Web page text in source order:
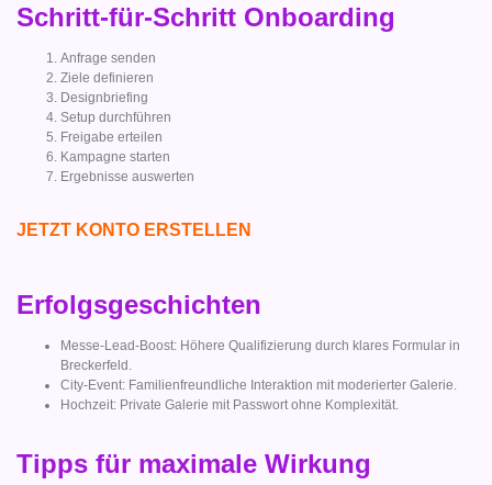
Schritt-für-Schritt Onboarding
Anfrage senden
Ziele definieren
Designbriefing
Setup durchführen
Freigabe erteilen
Kampagne starten
Ergebnisse auswerten
JETZT KONTO ERSTELLEN
Erfolgsgeschichten
Messe-Lead-Boost: Höhere Qualifizierung durch klares Formular in
Breckerfeld.
City-Event: Familienfreundliche Interaktion mit moderierter Galerie.
Hochzeit: Private Galerie mit Passwort ohne Komplexität.
Tipps für maximale Wirkung